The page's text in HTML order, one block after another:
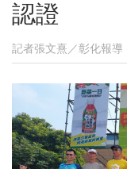
認證
記者張文熹／彰化報導